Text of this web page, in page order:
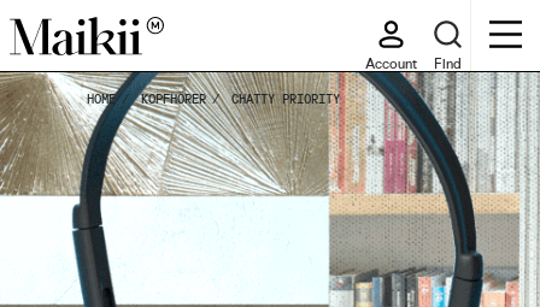
Account Find
HOME KOPFHÖRER CHATTY PRIORITY